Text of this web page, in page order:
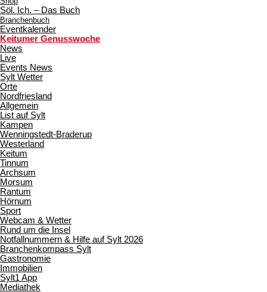
Söl. Ich. – Das Buch
Branchenbuch
Eventkalender
Keitumer Genusswoche
News
Live
Events News
Sylt Wetter
Orte
Nordfriesland
Allgemein
List auf Sylt
Kampen
Wenningstedt-Braderup
Westerland
Keitum
Tinnum
Archsum
Morsum
Rantum
Hörnum
Sport
Webcam & Wetter
Rund um die Insel
Notfallnummern & Hilfe auf Sylt 2026
Branchenkompass Sylt
Gastronomie
Immobilien
Sylt1 App
Mediathek